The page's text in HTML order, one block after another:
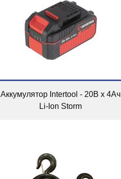
Аккумулятор Intertool - 20В x 4Ач
Li-Ion Storm